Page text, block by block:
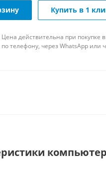
Купить в 1
Цена действительна при покупке
по телефону, через WhatsApp или